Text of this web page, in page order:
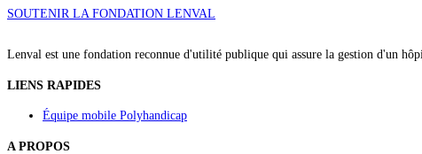
SOUTENIR LA FONDATION LENVAL
Lenval est une fondation reconnue d'utilité publique qui assure la gestion d'un
LIENS RAPIDES
Équipe mobile Polyhandicap
A PROPOS